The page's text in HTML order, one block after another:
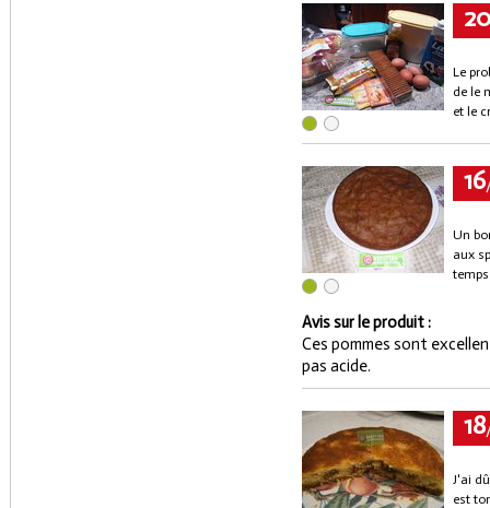
20
Le
de le
et le
16
Un
aux
Avis sur le produit :
Ces pommes sont
pas acide.
18
J'ai
est